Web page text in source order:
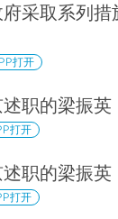
采取系列
打开
职的梁振英
打开
职的梁振英
打开